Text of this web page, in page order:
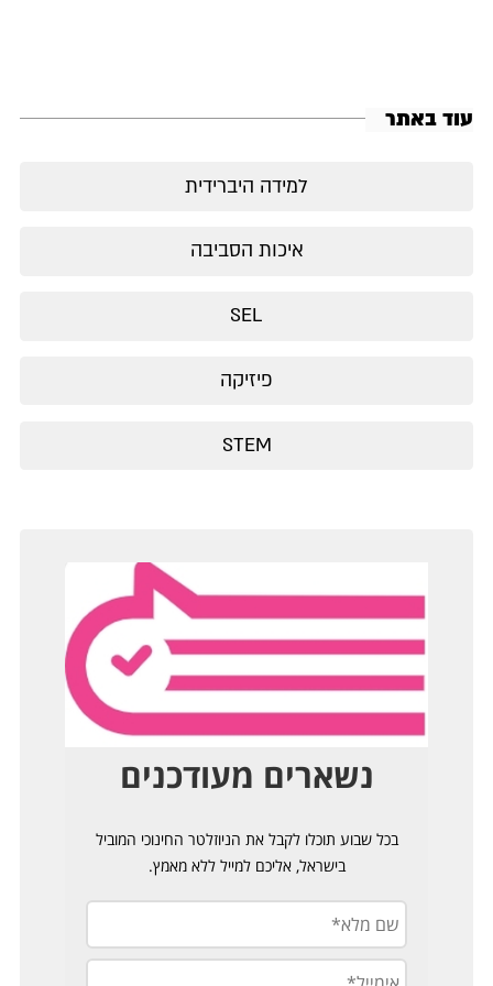
עוד באתר
למידה היברידית
איכות הסביבה
SEL
פיזיקה
STEM